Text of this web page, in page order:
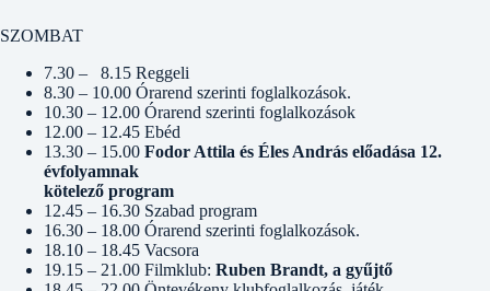
SZOMBAT
7.30 – 8.15 Reggeli
8.30 – 10.00 Órarend szerinti foglalkozások.
10.30 – 12.00 Órarend szerinti foglalkozások
12.00 – 12.45 Ebéd
13.30 – 15.00 Fodor Attila és Éles András előadása 12.
évfolyamnak
kötelező program
12.45 – 16.30 Szabad program
16.30 – 18.00 Órarend szerinti foglalkozások.
18.10 – 18.45 Vacsora
19.15 – 21.00 Filmklub: Ruben Brandt, a gyűjtő